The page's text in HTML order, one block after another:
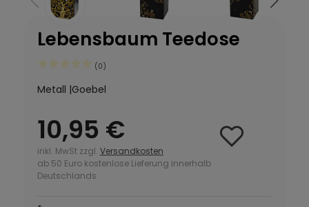
Lebensbaum Teedose
(0)
Metall |Goebel
10,95 €
inkl. MwSt zzgl. Versandkosten
ab 50 Euro kostenlose Lieferung innerhalb
Deutschlands